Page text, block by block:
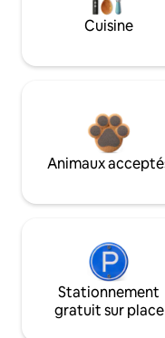
Cuisine
Animaux
Stationnement
gratuit sur place